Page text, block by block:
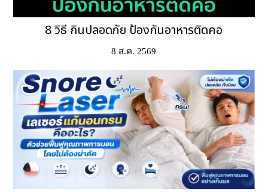
8 วิธี กินปลอดภัย ป้องกันอาหารติดคอ
8 ส.ค. 2569